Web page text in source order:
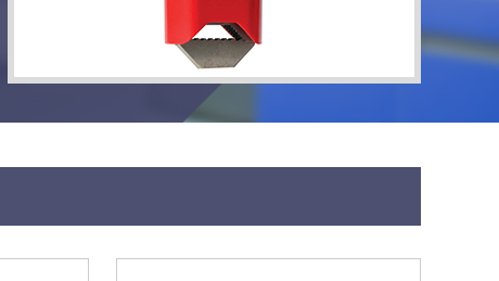
具1把、安全挂锁1把、短梁钢千层锁1把、扎带10